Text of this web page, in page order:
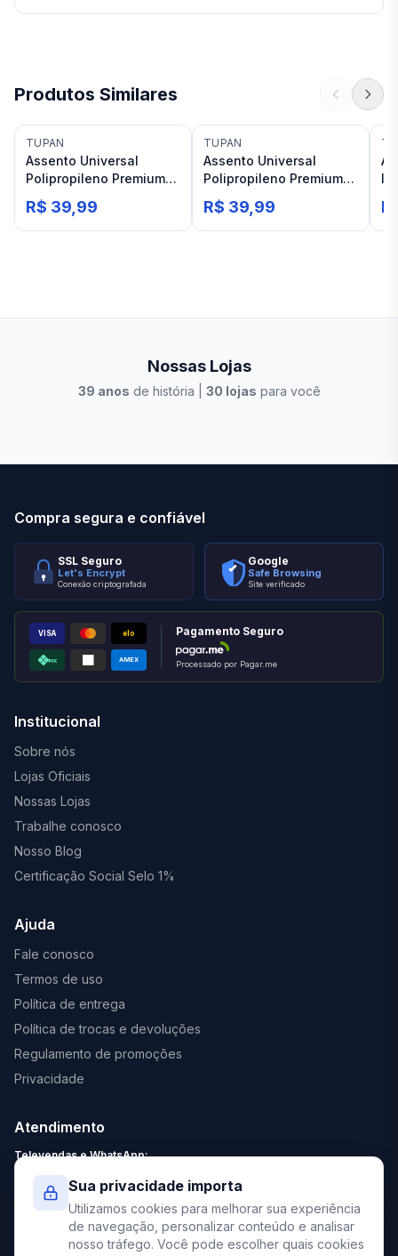
Produtos Similares
TUPAN
Assento Universal
Polipropileno Premium
Convencional Creme
Tupan
R$ 39,99
TUPAN
Assento Universal
Polipropileno Premium
Convencional Branco
Tupan
R$ 39,99
Nossas Lojas
39 anos de história | 30 lojas para você
Compra segura e confiável
SSL Seguro
Let's Encrypt
Conexão criptografada
Google
Safe Browsing
Site verificado
VISA elo
PIX AMEX
Pagamento Seguro
Processado por Pagar.me
Institucional
Sobre nós
Lojas Oficiais
Nossas Lojas
Trabalhe conosco
Nosso Blog
Certificação Social Selo 1%
Ajuda
Fale conosco
Termos de uso
Política de entrega
Política de trocas e devoluções
Regulamento de promoções
Privacidade
Atendimento
Televendas e WhatsApp:
Sábado: 9:00 - 13:00
contato@elevato.com.br
+55 51 4042-9413
Sua privacidade importa
Utilizamos cookies para melhorar sua experiência
de navegação, personalizar conteúdo e analisar
nosso tráfego. Você pode escolher quais cookies